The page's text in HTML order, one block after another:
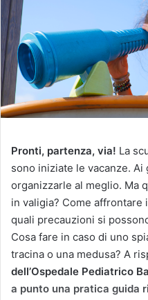
Pronti, partenza, via! La
sono iniziate le vacanze.
organizzarle al meglio. Ma
in valigia? Come affrontare
quali precauzioni si
Cosa fare in caso di uno
tracina o una medusa? A
dell’Ospedale Pediatrico
a punto una pratica guida